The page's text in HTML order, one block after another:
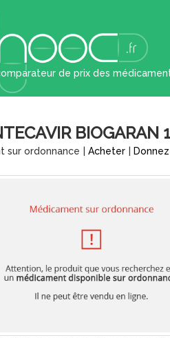
de prix des
sur ordonnance Acheter